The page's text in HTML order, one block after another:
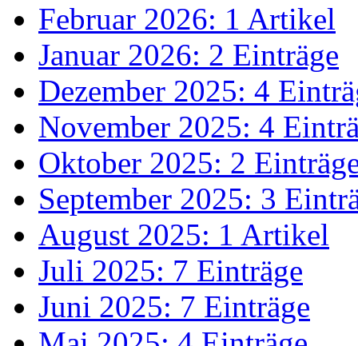
Februar 2026: 1 Artikel
Januar 2026: 2 Einträge
Dezember 2025: 4
November 2025: 4
Oktober 2025: 2
September 2025: 3
August 2025: 1 Artikel
Juli 2025: 7 Einträge
Juni 2025: 7 Einträge